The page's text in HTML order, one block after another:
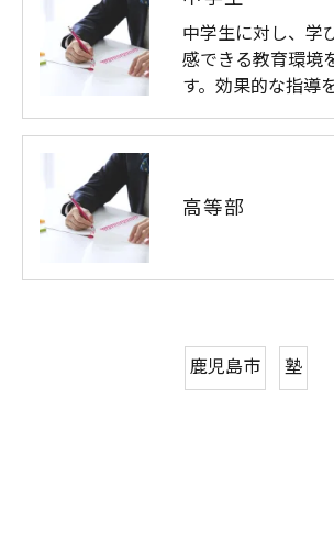
中学生に対し、学
感できる教育環境
す。効果的な指導
高等部
鹿児島市 塾